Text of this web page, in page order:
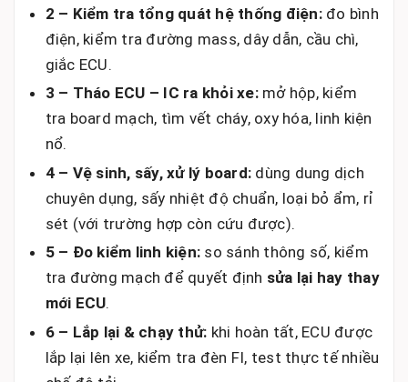
2 – Kiểm tra tổng quát hệ thống điện:đo bình
điện, kiểm tra đường mass, dây dẫn, cầu chì,
giắc ECU.
3 – Tháo ECU – IC ra khỏi xe:mở hộp, kiểm
tra board mạch, tìm vết cháy, oxy hóa, linh kiện
nổ.
4 – Vệ sinh, sấy, xử lý board: dùng dung dịch
chuyên dụng, sấy nhiệt độ chuẩn, loại bỏ ẩm, rỉ
sét (với trường hợp còn cứu được).
5 – Đo kiểm linh kiện: so sánh thông số, kiểm
tra đường mạch để quyết định sửa lại hay thay
mới ECU.
6 – Lắp lại & chạy thử: khi hoàn tất, ECU được
lắp lại lên xe, kiểm tra đèn FI, test thực tế nhiều